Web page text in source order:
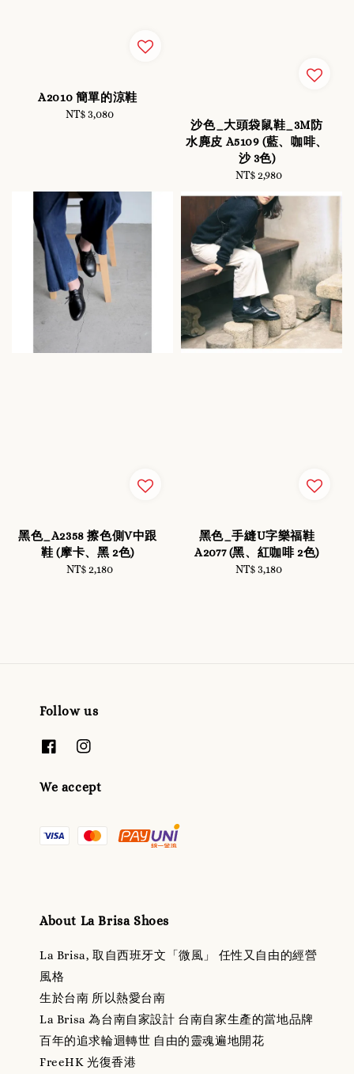
A2010 簡單的涼鞋
Regular
NT$ 3,080
沙色_大頭袋鼠鞋_3M防
水麂皮 A5109 (藍、咖啡、
沙 3色)
Regular
NT$ 2,980
黑色_A2358 擦色側V中跟
鞋 (摩卡、黑 2色)
Regular
NT$ 2,180
黑色_手縫U字樂福鞋
A2077 (黑、紅咖啡 2色)
Regular
NT$ 3,180
Follow us
We accept
About La Brisa Shoes
La Brisa, 取自西班牙文「微風」 任性又自由的經營
風格
生於台南 所以熱愛台南
La Brisa 為台南自家設計 台南自家生產的當地品牌
百年的追求輪迴轉世 自由的靈魂遍地開花
FreeHK 光復香港